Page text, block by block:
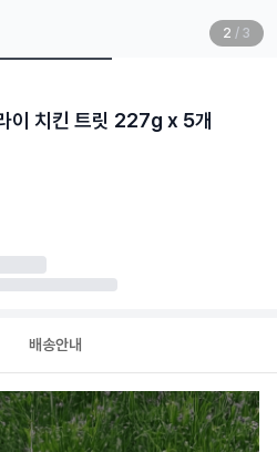
2 / 3
이 치킨 트릿 227g x 5개
배송안내